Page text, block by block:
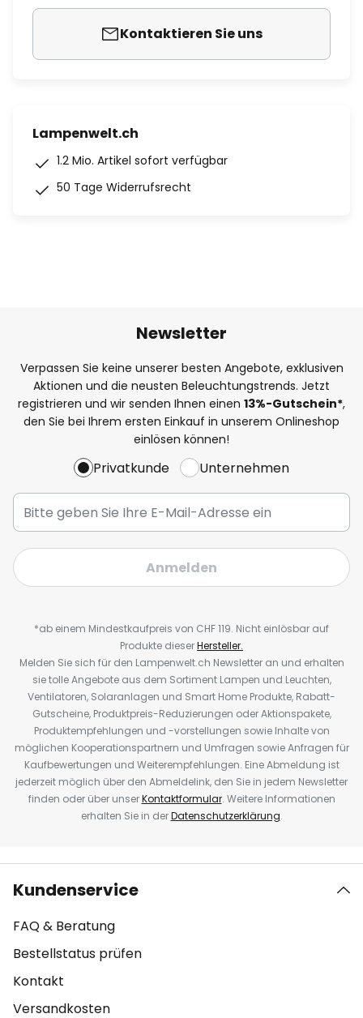
Kontaktieren Sie uns
Lampenwelt.ch
1.2 Mio. Artikel sofort verfügbar
50 Tage Widerrufsrecht
Newsletter
Verpassen Sie keine unserer besten Angebote, exklusiven
Aktionen und die neusten Beleuchtungstrends. Jetzt
registrieren und wir senden Ihnen einen 13%-Gutschein*,
den Sie bei Ihrem ersten Einkauf in unserem Onlineshop
einlösen können!
Privatkunde Unternehmen
Anmelden
*ab einem Mindestkaufpreis von CHF 119. Nicht einlösbar auf
Produkte dieserHersteller.
Melden Sie sich für den Lampenwelt.ch Newsletter an und erhalten
sie tolle Angebote aus dem Sortiment Lampen und Leuchten,
Ventilatoren, Solaranlagen und Smart Home Produkte, Rabatt-
Gutscheine, Produktpreis-Reduzierungen oder Aktionspakete,
Produktempfehlungen und -vorstellungen sowie Inhalte von
möglichen Kooperationspartnern und Umfragen sowie Anfragen für
Kaufbewertungen und Weiterempfehlungen. Eine Abmeldung ist
jederzeit möglich über den Abmeldelink, den Sie in jedem Newsletter
finden oder über unserKontaktformular. Weitere Informationen
erhalten Sie in derDatenschutzerklärung.
Kundenservice
FAQ & Beratung
Bestellstatus prüfen
Kontakt
Versandkosten